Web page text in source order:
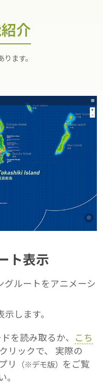
介
ます。
ト表示
グルートをアニメーシ
します。
を読み取るか、
こち
リックで、
実際の
リ
（※デモ版） をご覧
。